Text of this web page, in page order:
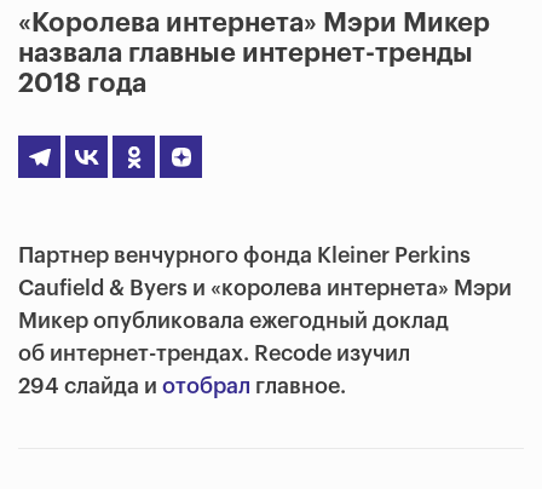
«Королева интернета» Мэри Микер
назвала главные интернет-тренды
2018 года
Партнер венчурного фонда Kleiner Perkins
Caufield & Byers и «королева интернета» Мэри
Микер опубликовала ежегодный доклад
об интернет-трендах. Recode изучил
294 слайда и отобрал главное.